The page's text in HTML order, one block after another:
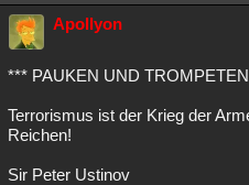
Apollyon
*** PAUKEN UND TROMPETEN
Terrorismus ist der Krieg der
Reichen!
Sir Peter Ustinov